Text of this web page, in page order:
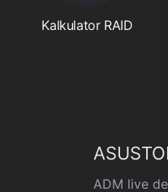
Kalkulator RAID
ADM live